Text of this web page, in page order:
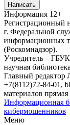
Написать
Информация 12+
Регистрационный
г. Федеральной
информационных
(Роскомнадзор).
Учредитель – ГБУК
научная
Главный редактор
+7(8112)72-84-01,
материалов прямая
Информационная
кибермошенников
Меню